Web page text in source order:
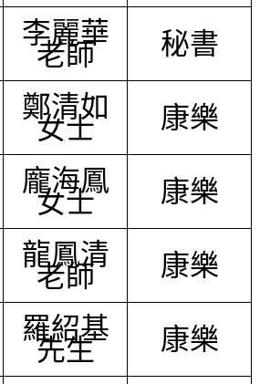
李麗華
老師 秘書
鄭清如
女士 康樂
龐海鳳
女士 康樂
龍鳳清
老師 康樂
羅紹基
先生 康樂